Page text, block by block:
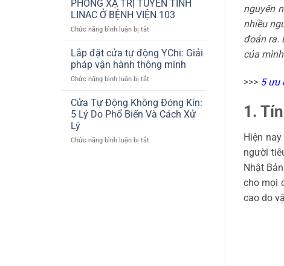
TẬP
ĐOÀN
LUXSHARE
Đặt
Cửa
Sảnh
Động
Cho
Showroom
Lexus
Long
PHÒNG XẠ TRỊ TUYẾN TÍNH
LINAC Ở BỆNH VIỆN 103
Chức năng bình luận bị tắt
THIỆN
THI
CÔNG
CỬA
XẠ
TRỊ
LINAC
Lắp đặt cửa tự động YChi: Giải
pháp vận hành thông minh
Chức năng bình luận bị tắt
đặt
cửa
tự
YChi:
Cửa Tự Động Không Đóng Kín:
5 Lý Do Phổ Biến Và Cách Xử
Lý
Chức năng bình luận bị tắt
nguyên
nhiều
đoán ra.
của
>>> 5 ưu
1.
Hiện
người
Nhật
cho mọi
cao do